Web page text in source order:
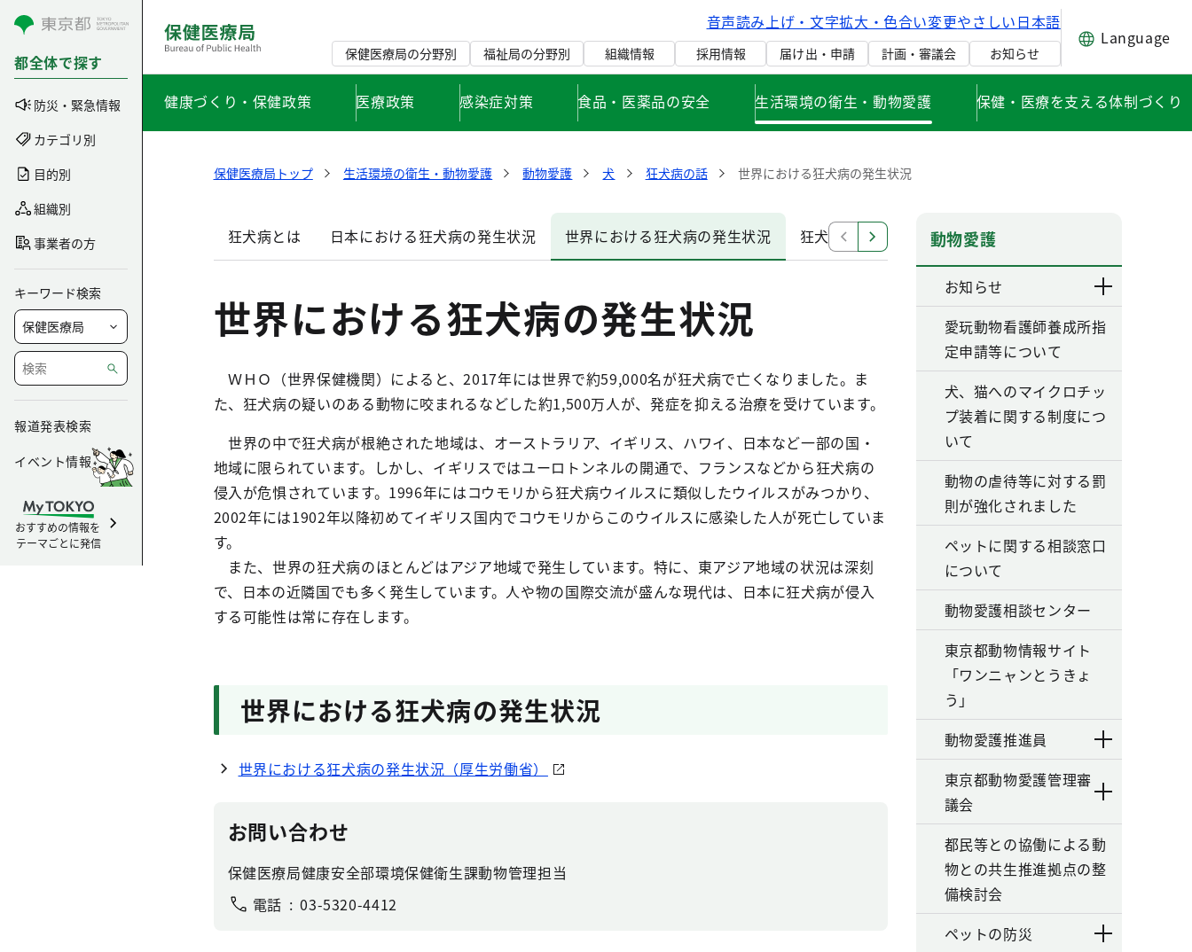
コンテンツにスキップ
都全体で探す
防災・緊急情報
カテゴリ別
目的別
組織別
事業者の方
キーワード検索
報道発表検索
イベント情報
おすすめの情報を
テーマごとに発信
音声読み上げ・文字拡大・色合い変更やさしい日本語
保健医療局の分野別 福祉局の分野別 組織情報 採用情報 届け出・申請 計画・審議会 お知らせ
Language
健康づくり・保健政策 医療政策 感染症対策 食品・医薬品の安全 生活環境の衛生・動物愛護 保健・医療を支える体制づくり
保健医療局トップ 生活環境の衛生・動物愛護 動物愛護 犬 狂犬病の話 世界における狂犬病の発生状況
狂犬病とは 日本における狂犬病の発生状況 世界における狂犬病の発生状況 狂犬病の防疫 狂犬病の予防注射
世界における狂犬病の発生状況
ＷＨＯ（世界保健機関）によると、2017年には世界で約59,000名が狂犬病で亡くなりました。ま
た、狂犬病の疑いのある動物に咬まれるなどした約1,500万人が、発症を抑える治療を受けています。
世界の中で狂犬病が根絶された地域は、オーストラリア、イギリス、ハワイ、日本など一部の国・
地域に限られています。しかし、イギリスではユーロトンネルの開通で、フランスなどから狂犬病の
侵入が危惧されています。1996年にはコウモリから狂犬病ウイルスに類似したウイルスがみつかり、
2002年には1902年以降初めてイギリス国内でコウモリからこのウイルスに感染した人が死亡していま
す。
また、世界の狂犬病のほとんどはアジア地域で発生しています。特に、東アジア地域の状況は深刻
で、日本の近隣国でも多く発生しています。人や物の国際交流が盛んな現代は、日本に狂犬病が侵入
する可能性は常に存在します。
世界における狂犬病の発生状況
世界における狂犬病の発生状況（厚生労働省）
お問い合わせ
保健医療局健康安全部環境保健衛生課動物管理担当
電話
03-5320-4412
動物愛護
お知らせ
愛玩動物看護師養成所指
定申請等について
犬、猫へのマイクロチッ
プ装着に関する制度につ
いて
動物の虐待等に対する罰
則が強化されました
ペットに関する相談窓口
について
動物愛護相談センター
東京都動物情報サイト
「ワンニャンとうきょ
う」
動物愛護推進員
東京都動物愛護管理審
議会
都民等との協働による動
物との共生推進拠点の整
備検討会
ペットの防災